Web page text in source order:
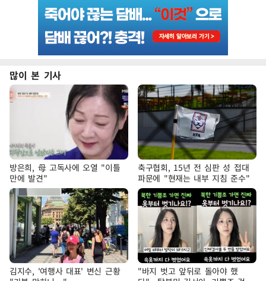
많이 본 기사
방은희, 母 고독사에 오열 "이틀
만에 발견"
축구협회, 15년 전 심판 성 접대
파문에 "현재는 내부 지침 준수"
김지수, '여행사 대표' 변신 근황
"바지 벗고 앞뒤로 돌아야 했